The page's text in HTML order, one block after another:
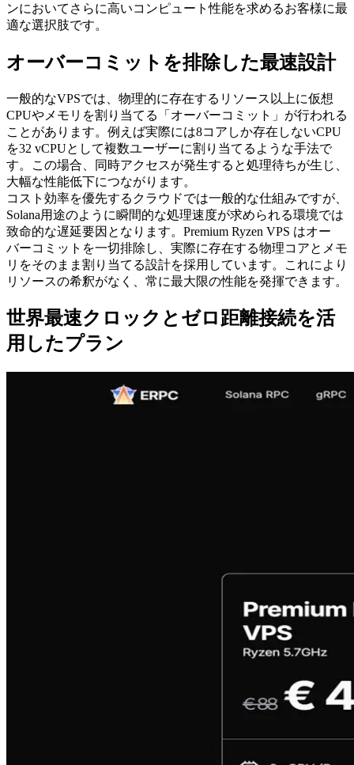
ンにおいてさらに高いコンピュート性能を求めるお客様に最
適な選択肢です。
オーバーコミットを排除した最速設計
一般的なVPSでは、物理的に存在するリソース以上に仮想
CPUやメモリを割り当てる「オーバーコミット」が行われる
ことがあります。例えば実際には8コアしか存在しないCPU
を32 vCPUとして複数ユーザーに割り当てるような手法で
す。この場合、同時アクセスが発生すると処理待ちが生じ、
大幅な性能低下につながります。
コスト効率を優先するクラウドでは一般的な仕組みですが、
Solana用途のように瞬間的な処理速度が求められる環境では
致命的な遅延要因となります。Premium Ryzen VPS はオー
バーコミットを一切排除し、実際に存在する物理コアとメモ
リをそのまま割り当てる設計を採用しています。これにより
リソースの希釈がなく、常に最大限の性能を発揮できます。
世界最速クロックとゼロ距離接続を活
用したプラン